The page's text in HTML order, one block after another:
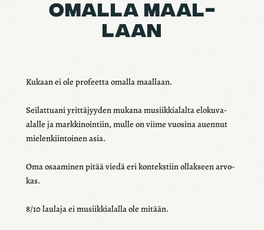
OMALLA MAAL­
LAAN
Kukaan ei ole profeetta omalla maal­laan.
Seilat­tuani yrit­tä­jyy­den mukana musiik­kia­lalta elokuva-
alalle ja mark­ki­noin­tiin, mulle on viime vuosina auen­nut
mielen­kiin­toi­nen asia.
Oma osaa­mi­nen pitää viedä eri konteks­tiin ollak­seen arvo­
kas.
8/10 laulaja ei musiik­kia­lalla ole mitään.